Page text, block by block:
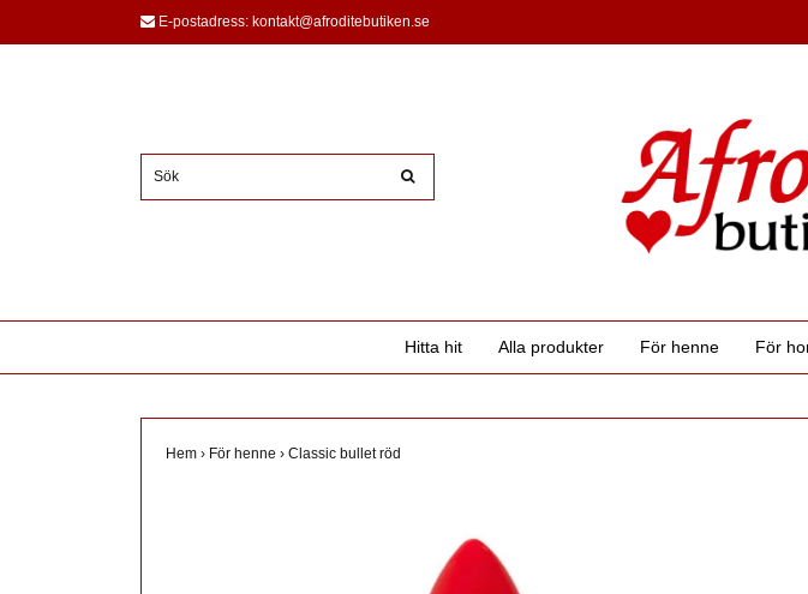
E-postadress: kontakt@afroditebutiken.se
Hitta hit Alla produkter För henne För
Hem › För henne › Classic bullet röd